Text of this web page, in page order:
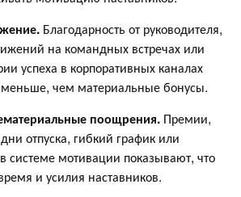
Благодарность от руководителя,
на командных встречах или
успеха в корпоративных каналах
меньше, чем материальные бонусы.
поощрения. Премии,
отпуска, гибкий график или
системе мотивации показывают, что
и усилия наставников.